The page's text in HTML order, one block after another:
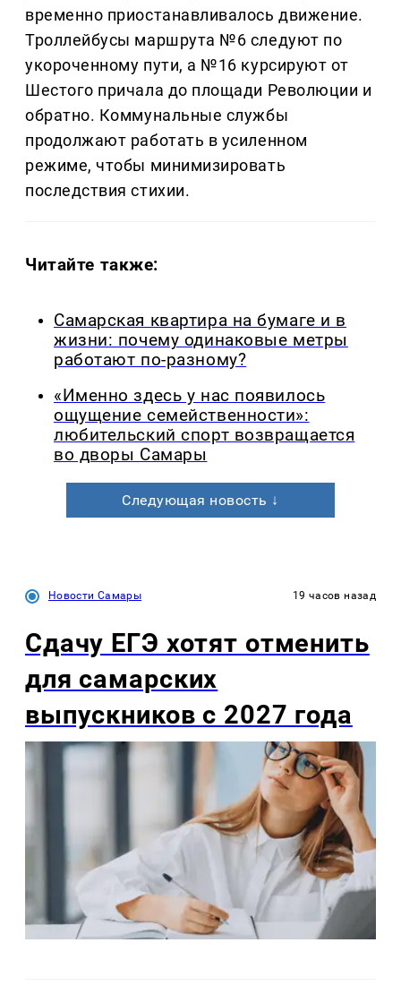
временно приостанавливалось движение.
Троллейбусы маршрута №6 следуют по
укороченному пути, а №16 курсируют от
Шестого причала до площади Революции и
обратно. Коммунальные службы
продолжают работать в усиленном
режиме, чтобы минимизировать
последствия стихии.
Читайте также:
Самарская квартира на бумаге и в
жизни: почему одинаковые метры
работают по-разному?
«Именно здесь у нас появилось
ощущение семейственности»:
любительский спорт возвращается
во дворы Самары
Следующая новость ↓
Новости Самары 19 часов назад
Сдачу ЕГЭ хотят отменить
для самарских
выпускников с 2027 года